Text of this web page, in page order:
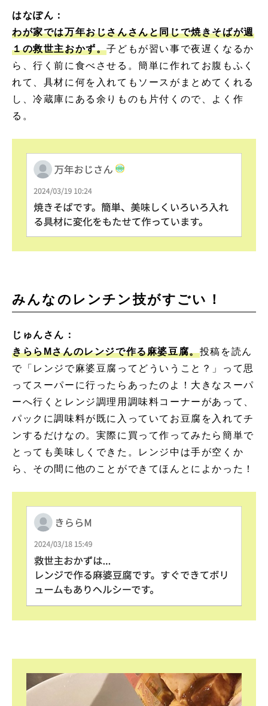
はなぽん：
わが家では万年おじさんさんと同じで焼きそばが週
１の救世主おかず。子どもが習い事で夜遅くなるか
ら、行く前に食べさせる。簡単に作れてお腹もふく
れて、具材に何を入れてもソースがまとめてくれる
し、冷蔵庫にある余りものも片付くので、よく作
る。
みんなのレンチン技がすごい！
じゅんさん：
きららMさんのレンジで作る麻婆豆腐。投稿を読ん
で「レンジで麻婆豆腐ってどういうこと？」って思
ってスーパーに行ったらあったのよ！大きなスーパ
ーへ行くとレンジ調理用調味料コーナーがあって、
パックに調味料が既に入っていてお豆腐を入れてチ
ンするだけなの。実際に買って作ってみたら簡単で
とっても美味しくできた。レンジ中は手が空くか
ら、その間に他のことができてほんとによかった！